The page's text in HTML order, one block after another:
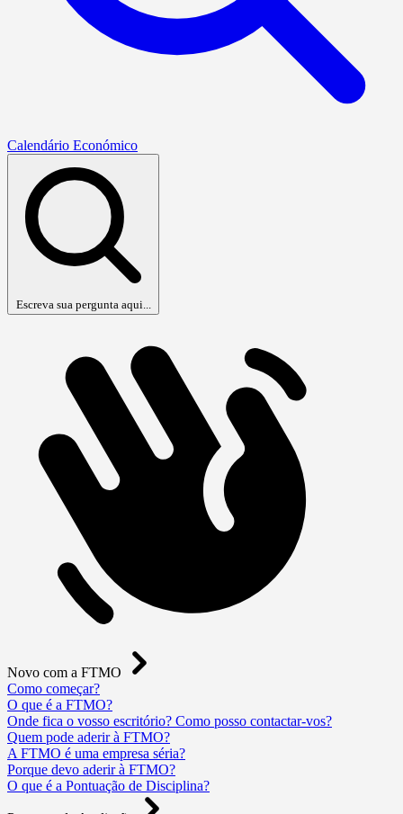
Calendário Económico
Escreva sua pergunta aqui...
Novo com a FTMO
Como começar?
O que é a FTMO?
Onde fica o vosso escritório? Como posso contactar-vos?
Quem pode aderir à FTMO?
A FTMO é uma empresa séria?
Porque devo aderir à FTMO?
O que é a Pontuação de Disciplina?